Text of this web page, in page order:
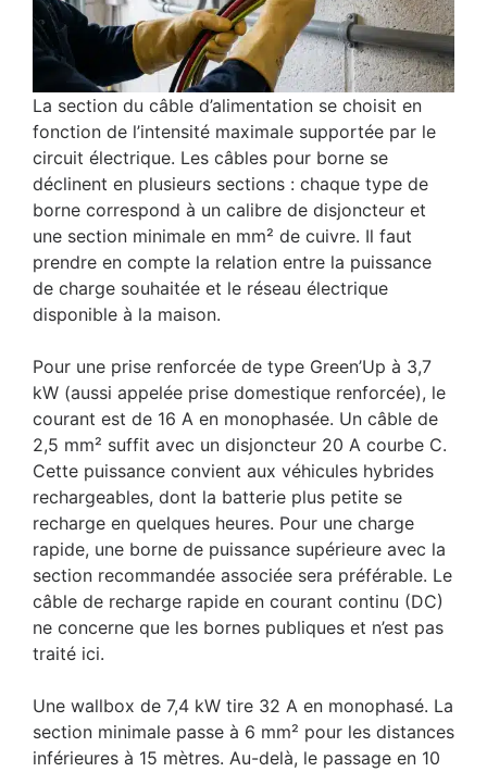
La section du câble d’alimentation se choisit en
fonction de l’intensité maximale supportée par le
circuit électrique. Les câbles pour borne se
déclinent en plusieurs sections : chaque type de
borne correspond à un calibre de disjoncteur et
une section minimale en mm² de cuivre. Il faut
prendre en compte la relation entre la puissance
de charge souhaitée et le réseau électrique
disponible à la maison.
Pour une prise renforcée de type Green’Up à 3,7
kW (aussi appelée prise domestique renforcée), le
courant est de 16 A en monophasée. Un câble de
2,5 mm² suffit avec un disjoncteur 20 A courbe C.
Cette puissance convient aux véhicules hybrides
rechargeables, dont la batterie plus petite se
recharge en quelques heures. Pour une charge
rapide, une borne de puissance supérieure avec la
section recommandée associée sera préférable. Le
câble de recharge rapide en courant continu (DC)
ne concerne que les bornes publiques et n’est pas
traité ici.
Une wallbox de 7,4 kW tire 32 A en monophasé. La
section minimale passe à 6 mm² pour les distances
inférieures à 15 mètres. Au-delà, le passage en 10